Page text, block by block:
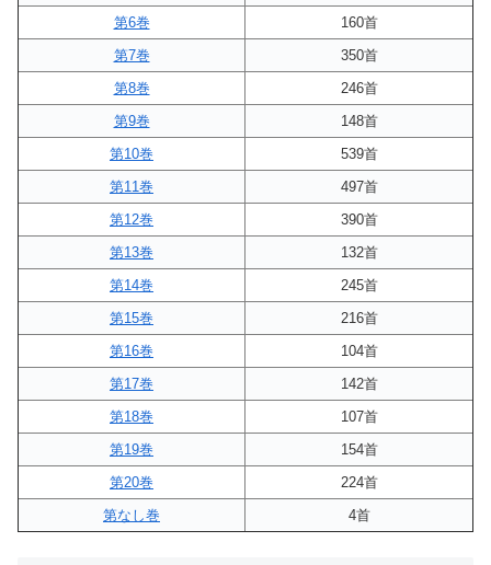
第6巻
160首
第7巻
350首
第8巻
246首
第9巻
148首
第10巻
539首
第11巻
497首
第12巻
390首
第13巻
132首
第14巻
245首
第15巻
216首
第16巻
104首
第17巻
142首
第18巻
107首
第19巻
154首
第20巻
224首
第なし巻
4首